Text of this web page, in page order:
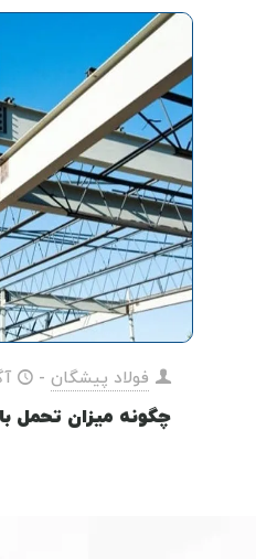
فولاد پیشگان -
چگونه میزان تحمل